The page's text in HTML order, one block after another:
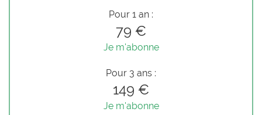
Pour 1 an :
79 €
Je m'abonne
Pour 3 ans :
149 €
Je m'abonne